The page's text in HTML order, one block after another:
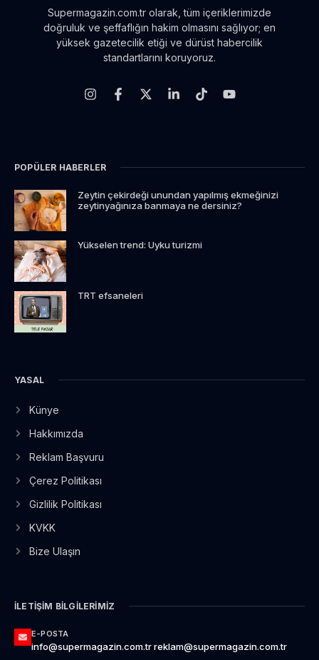
Supermagazin.com.tr olarak, tüm içeriklerimizde
doğruluk ve şeffaflığın hakim olmasını sağlıyor; en
yüksek gazetecilik etiği ve dürüst habercilik
standartlarını koruyoruz.
POPÜLER HABERLER
Zeytin çekirdeği unundan yapılmış ekmeğinizi
zeytinyağınıza banmaya ne dersiniz?
Yükselen trend: Uyku turizmi
TRT efsaneleri
YASAL
Künye
Hakkımızda
Reklam Başvuru
Çerez Politikası
Gizlilik Politikası
KVKK
Bize Ulaşın
İLETIŞIM BILGILERIMIZ
E-POSTA
info@supermagazin.com.tr reklam@supermagazin.com.tr